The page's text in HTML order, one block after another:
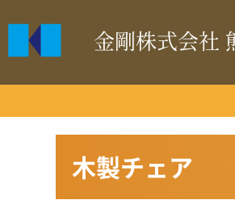
金剛株式会社
木製チェア